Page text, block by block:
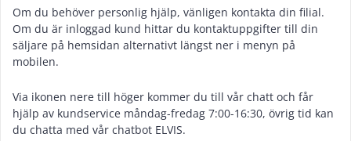
Om du behöver personlig hjälp, vänligen kontakta din filial.
Om du är inloggad kund hittar du kontaktuppgifter till din
säljare på hemsidan alternativt längst ner i menyn på
mobilen.
Via ikonen nere till höger kommer du till vår chatt och får
hjälp av kundservice måndag-fredag 7:00-16:30, övrig tid kan
du chatta med vår chatbot ELVIS.